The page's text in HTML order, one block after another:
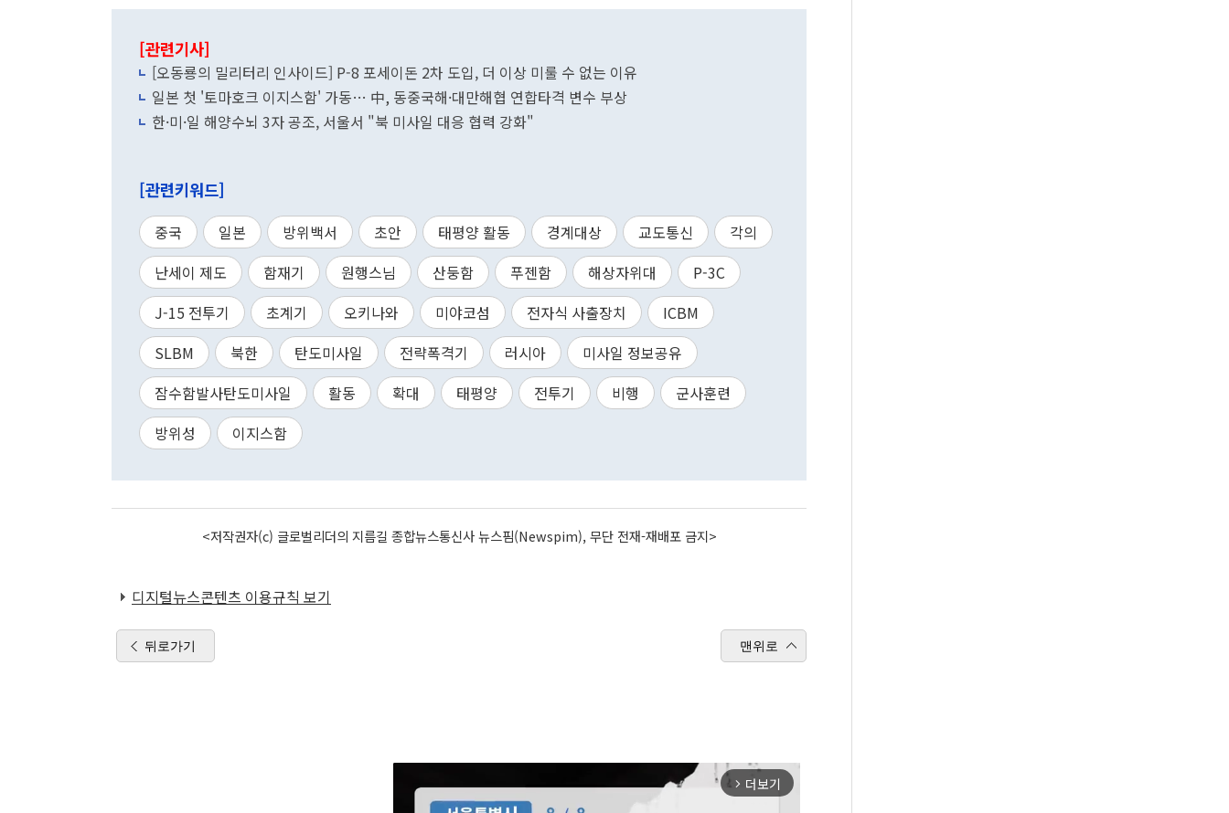
[관련기사]
[오동룡의 밀리터리 인사이드] P-8 포세이돈 2차 도입, 더 이상 미룰 수 없는 이유
일본 첫 '토마호크 이지스함' 가동… 中, 동중국해·대만해협 연합타격 변수 부상
한·미·일 해양수뇌 3자 공조, 서울서 "북 미사일 대응 협력 강화"
[관련키워드]
중국 일본 방위백서 초안 태평양 활동 경계대상 교도통신
각의
난세이 제도
함재기 원행스님 산둥함 푸젠함 해상자위대
P-3C
J-15 전투기
초계기 오키나와 미야코섬 전자식 사출장치
ICBM
SLBM
북한 탄도미사일 전략폭격기 러시아
미사일 정보공유
잠수함발사탄도미사일
활동 확대 태평양 전투기 비행
군사훈련
방위성
이지스함
<저작권자(c) 글로벌리더의 지름길 종합뉴스통신사 뉴스핌(Newspim), 무단 전재-재배포 금지>
디지털뉴스콘텐츠 이용규칙 보기
뒤로가기 맨위로
arrow_forward_ios 더보기